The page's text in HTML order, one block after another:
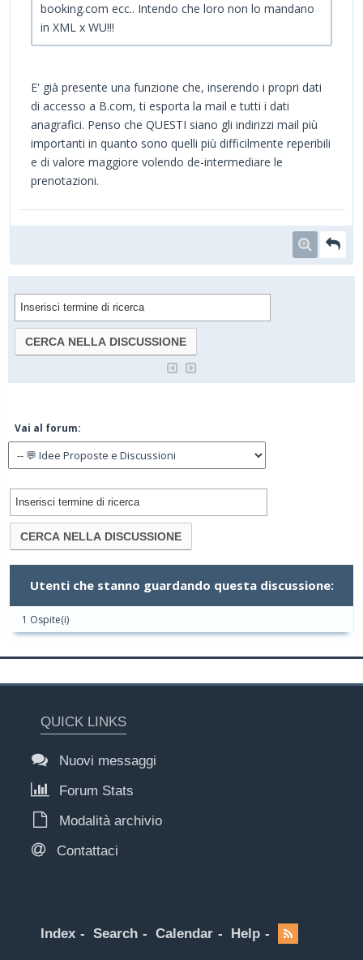
booking.com ecc.. Intendo che loro non lo mandano
in XML x WU!!!
E' già presente una funzione che, inserendo i propri dati
di accesso a B.com, ti esporta la mail e tutti i dati
anagrafici. Penso che QUESTI siano gli indirizzi mail più
importanti in quanto sono quelli più difficilmente reperibili
e di valore maggiore volendo de-intermediare le
prenotazioni.
Vai al forum:
Utenti che stanno guardando questa discussione:
1 Ospite(i)
QUICK LINKS
Nuovi messaggi
Forum Stats
Modalità archivio
Contattaci
Index Search Calendar Help